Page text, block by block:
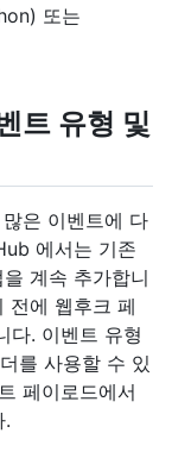
또는
트 유형 및
은 이벤트에 다
에서는 기존
계속 추가합니
전에 웹후크 페
다. 이벤트 유형
를 사용할 수 있
페이로드에서
.